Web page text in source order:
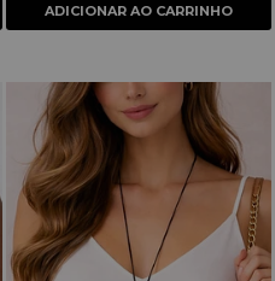
ADICIONAR AO CARRINHO